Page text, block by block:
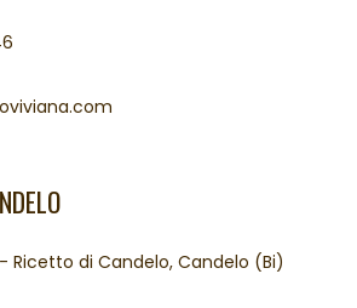
Ricetto di Candelo, Candelo (Bi)